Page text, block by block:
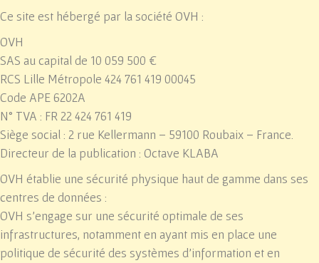
Ce site est hébergé par la société OVH :
OVH
SAS au capital de 10 059 500 €
RCS Lille Métropole 424 761 419 00045
Code APE 6202A
N° TVA : FR 22 424 761 419
Siège social : 2 rue Kellermann – 59100 Roubaix – France.
Directeur de la publication : Octave KLABA
OVH établie une sécurité physique haut de gamme dans ses
centres de données :
OVH s’engage sur une sécurité optimale de ses
infrastructures, notamment en ayant mis en place une
politique de sécurité des systèmes d’information et en